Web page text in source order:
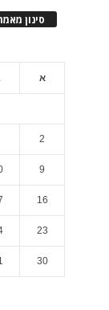
סינון
א
2
9
16
23
30